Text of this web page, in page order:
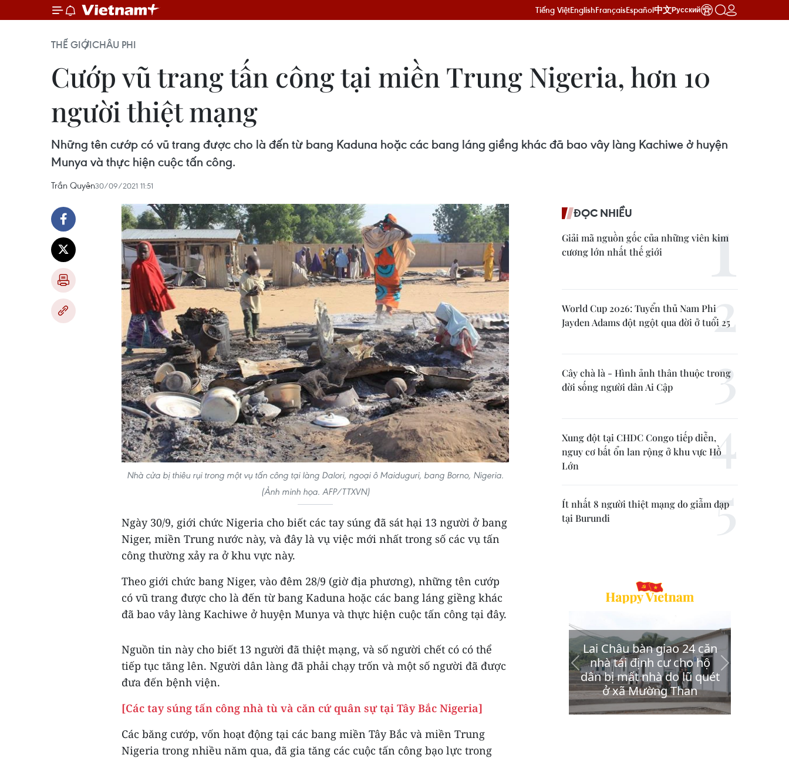
Tiếng ViệtEnglishFrançaisEspañol中文Русский
THẾ GIỚICHÂU PHI
Cướp vũ trang tấn công tại miền Trung Nigeria, hơn 10
người thiệt mạng
Những tên cướp có vũ trang được cho là đến từ bang Kaduna hoặc các bang láng giềng khác đã bao vây làng Kachiwe ở huyện
Munya và thực hiện cuộc tấn công.
Trần Quyên30/09/2021 11:51
Nhà cửa bị thiêu rụi trong một vụ tấn công tại làng Dalori, ngoại ô Maiduguri, bang Borno, Nigeria.
(Ảnh minh họa. AFP/TTXVN)
Ngày 30/9, giới chức Nigeria cho biết các tay súng đã sát hại 13 người ở bang
Niger, miền Trung nước này, và đây là vụ việc mới nhất trong số các vụ tấn
công thường xảy ra ở khu vực này.
Theo giới chức bang Niger, vào đêm 28/9 (giờ địa phương), những tên cướp
có vũ trang được cho là đến từ bang Kaduna hoặc các bang láng giềng khác
đã bao vây làng Kachiwe ở huyện Munya và thực hiện cuộc tấn công tại đây.
Nguồn tin này cho biết 13 người đã thiệt mạng, và số người chết có có thể
tiếp tục tăng lên. Người dân làng đã phải chạy trốn và một số người đã được
đưa đến bệnh viện.
[Các tay súng tấn công nhà tù và căn cứ quân sự tại Tây Bắc Nigeria]
Các băng cướp, vốn hoạt động tại các bang miền Tây Bắc và miền Trung
Nigeria trong nhiều năm qua, đã gia tăng các cuộc tấn công bạo lực trong
ĐỌC NHIỀU
Giải mã nguồn gốc của những viên kim
cương lớn nhất thế giới
World Cup 2026: Tuyển thủ Nam Phi
Jayden Adams đột ngột qua đời ở tuổi 25
Cây chà là - Hình ảnh thân thuộc trong
đời sống người dân Ai Cập
Xung đột tại CHDC Congo tiếp diễn,
nguy cơ bất ổn lan rộng ở khu vực Hồ
Lớn
Ít nhất 8 người thiệt mạng do giẫm đạp
tại Burundi